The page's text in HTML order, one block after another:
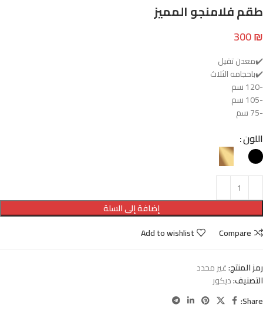
طقم فلامنجو المميز
300₪
✔️معدن تقيل
✔️باحجامه الثلاث
-120 سم
-105 سم
-75 سم
اللون
إضافة إلى السلة
Compare
Add to wishlist
رمز المنتج:غير محدد
التصنيف:ديكور
Share: